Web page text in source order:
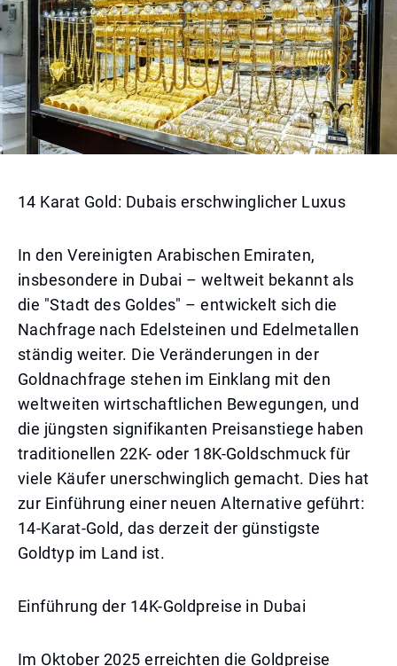
14 Karat Gold: Dubais erschwinglicher Luxus
In den Vereinigten Arabischen Emiraten,
insbesondere in Dubai – weltweit bekannt als
die "Stadt des Goldes" – entwickelt sich die
Nachfrage nach Edelsteinen und Edelmetallen
ständig weiter. Die Veränderungen in der
Goldnachfrage stehen im Einklang mit den
weltweiten wirtschaftlichen Bewegungen, und
die jüngsten signifikanten Preisanstiege haben
traditionellen 22K- oder 18K-Goldschmuck für
viele Käufer unerschwinglich gemacht. Dies hat
zur Einführung einer neuen Alternative geführt:
14-Karat-Gold, das derzeit der günstigste
Goldtyp im Land ist.
Einführung der 14K-Goldpreise in Dubai
Im Oktober 2025 erreichten die Goldpreise